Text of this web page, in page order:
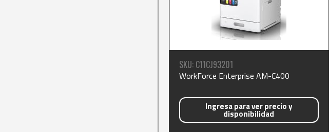
SKU: C11CJ93201
WorkForce Enterprise AM-C400
Ingresa para ver precio y
disponibilidad